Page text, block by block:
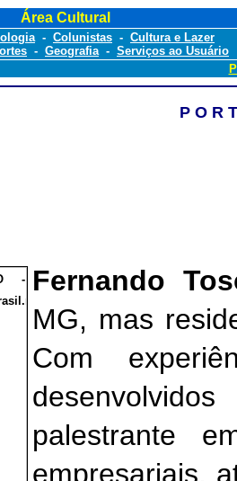
Área Cultural
- Colunistas - Cultura e Lazer
- Geografia- Serviços ao Usuário
P O R
Fernando
MG, mas
Com
palestrante
empresariais,